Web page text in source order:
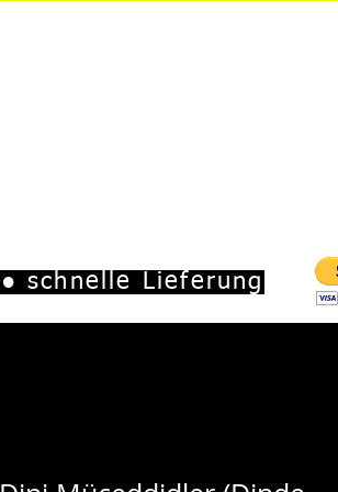
schnelle Lieferung